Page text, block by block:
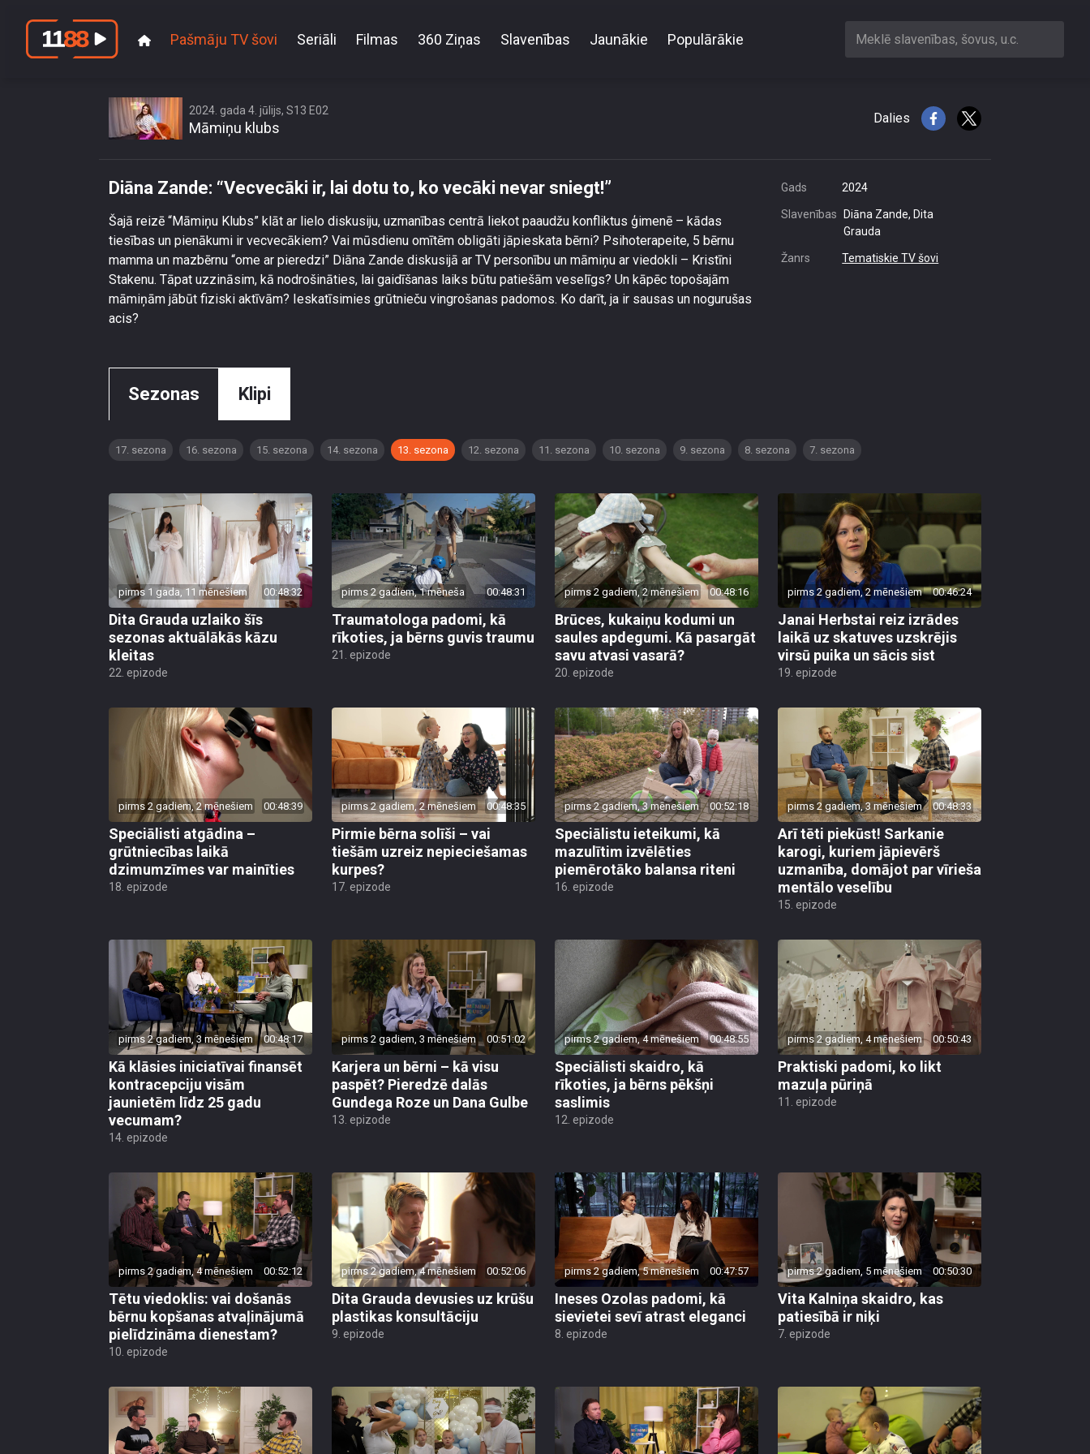
Pašmāju TV šovi Seriāli Filmas 360 Ziņas Slavenības Jaunākie Populārākie Meklē slavenības, šovus, u.c.
2024. gada 4. jūlijs, S13 E02
Māmiņu klubs
Dalies
Diāna Zande: “Vecvecāki ir, lai dotu to, ko vecāki nevar sniegt!”
Šajā reizē “Māmiņu Klubs” klāt ar lielo diskusiju, uzmanības centrā liekot paaudžu konfliktus ģimenē – kādas
tiesības un pienākumi ir vecvecākiem? Vai mūsdienu omītēm obligāti jāpieskata bērni? Psihoterapeite, 5 bērnu
mamma un mazbērnu “ome ar pieredzi” Diāna Zande diskusijā ar TV personību un māmiņu ar viedokli – Kristīni
Stakenu. Tāpat uzzināsim, kā nodrošināties, lai gaidīšanas laiks būtu patiešām veselīgs? Un kāpēc topošajām
māmiņām jābūt fiziski aktīvām? Ieskatīsimies grūtnieču vingrošanas padomos. Ko darīt, ja ir sausas un nogurušas
acis?
Gads 2024
Slavenības
Diāna Zande, Dita
Grauda
Žanrs Tematiskie TV šovi
Sezonas Klipi
17. sezona 16. sezona 15. sezona 14. sezona 13. sezona 12. sezona 11. sezona 10. sezona 9. sezona 8. sezona 7. sezona
pirms 1 gada, 11 mēnešiem 00:48:32
Dita Grauda uzlaiko šīs
sezonas aktuālākās kāzu
kleitas
22. epizode
pirms 2 gadiem, 1 mēneša 00:48:31
Traumatologa padomi, kā
rīkoties, ja bērns guvis traumu
21. epizode
pirms 2 gadiem, 2 mēnešiem 00:48:16
Brūces, kukaiņu kodumi un
saules apdegumi. Kā pasargāt
savu atvasi vasarā?
20. epizode
pirms 2 gadiem, 2 mēnešiem 00:46:24
Janai Herbstai reiz izrādes
laikā uz skatuves uzskrējis
virsū puika un sācis sist
19. epizode
pirms 2 gadiem, 2 mēnešiem 00:48:39
Speciālisti atgādina –
grūtniecības laikā
dzimumzīmes var mainīties
18. epizode
pirms 2 gadiem, 2 mēnešiem 00:48:35
Pirmie bērna solīši – vai
tiešām uzreiz nepieciešamas
kurpes?
17. epizode
pirms 2 gadiem, 3 mēnešiem 00:52:18
Speciālistu ieteikumi, kā
mazulītim izvēlēties
piemērotāko balansa riteni
16. epizode
pirms 2 gadiem, 3 mēnešiem 00:48:33
Arī tēti piekūst! Sarkanie
karogi, kuriem jāpievērš
uzmanība, domājot par vīrieša
mentālo veselību
15. epizode
pirms 2 gadiem, 3 mēnešiem 00:48:17
Kā klāsies iniciatīvai finansēt
kontracepciju visām
jaunietēm līdz 25 gadu
vecumam?
14. epizode
pirms 2 gadiem, 3 mēnešiem 00:51:02
Karjera un bērni – kā visu
paspēt? Pieredzē dalās
Gundega Roze un Dana Gulbe
13. epizode
pirms 2 gadiem, 4 mēnešiem 00:48:55
Speciālisti skaidro, kā
rīkoties, ja bērns pēkšņi
saslimis
12. epizode
pirms 2 gadiem, 4 mēnešiem 00:50:43
Praktiski padomi, ko likt
mazuļa pūriņā
11. epizode
pirms 2 gadiem, 4 mēnešiem 00:52:12
Tētu viedoklis: vai došanās
bērnu kopšanas atvaļinājumā
pielīdzināma dienestam?
10. epizode
pirms 2 gadiem, 4 mēnešiem 00:52:06
Dita Grauda devusies uz krūšu
plastikas konsultāciju
9. epizode
pirms 2 gadiem, 5 mēnešiem 00:47:57
Ineses Ozolas padomi, kā
sievietei sevī atrast eleganci
8. epizode
pirms 2 gadiem, 5 mēnešiem 00:50:30
Vita Kalniņa skaidro, kas
patiesībā ir niķi
7. epizode